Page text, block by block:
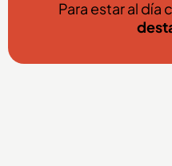
Para estar al día